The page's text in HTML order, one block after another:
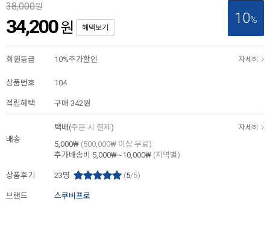
10%
38,000원
34,200원 혜택보기
회원등급 10%추가할인 자세히
상품번호 104
적립혜택 구매 342원
배송
택배(주문 시 결제 ) 자세히
5,000₩ (500,000₩ 이상 무료)
추가배송비
5,000₩~10,000₩ (지역별)
상품후기 23명 (5/5)
브랜드 스쿠버프로